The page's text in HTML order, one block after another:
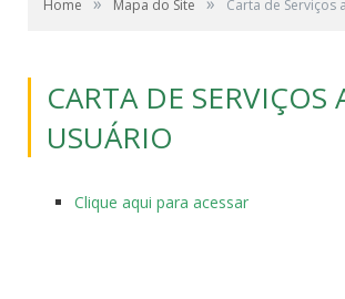
Home Mapa do Site Carta de Serviços
CARTA DE SERVIÇOS
USUÁRIO
Clique aqui para acessar